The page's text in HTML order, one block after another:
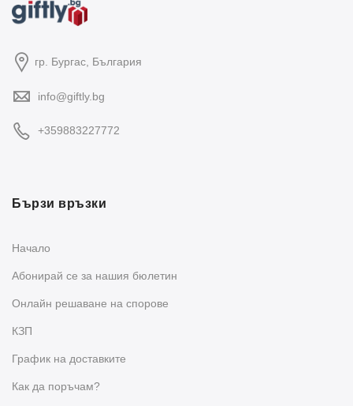
гр. Бургас, България
info@giftly.bg
+359883227772
Бързи връзки
Начало
Абонирай се за нашия бюлетин
Oнлайн решаване на спорове
КЗП
График на доставките
Как да поръчам?